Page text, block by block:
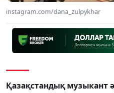
instagram.com/dana_zulpykhar
Қазақстандық музыкант